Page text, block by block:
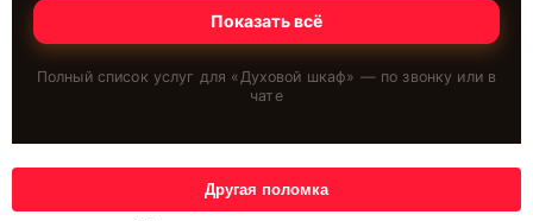
Показать всё
Полный список услуг для «Духовой шкаф» — по звонку или в
чате
Другая поломка